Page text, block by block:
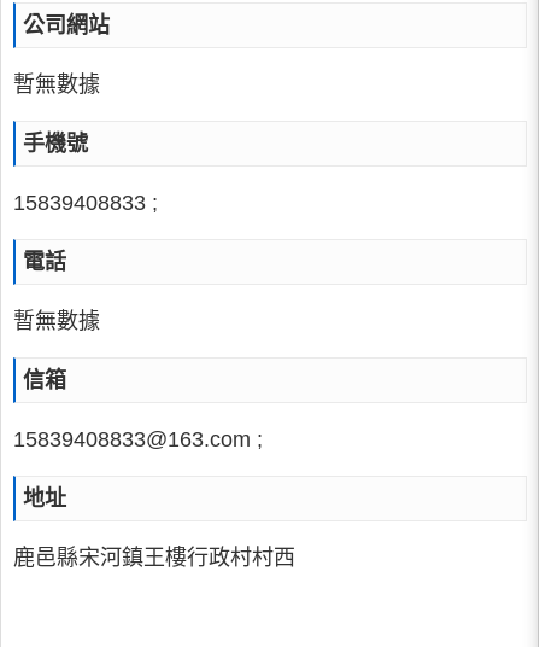
公司網站
暫無數據
手機號
15839408833 ;
電話
暫無數據
信箱
15839408833@163.com ;
地址
鹿邑縣宋河鎮王樓行政村村西